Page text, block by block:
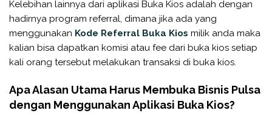
Kelebihan lainnya dari aplikasi Buka Kios adalah dengan
hadirnya program referral, dimana jika ada yang
menggunakan Kode Referral Buka Kios milik anda maka
kalian bisa dapatkan komisi atau fee dari buka kios setiap
kali orang tersebut melakukan transaksi di buka kios.
Apa Alasan Utama Harus Membuka Bisnis Pulsa
dengan Menggunakan Aplikasi Buka Kios?